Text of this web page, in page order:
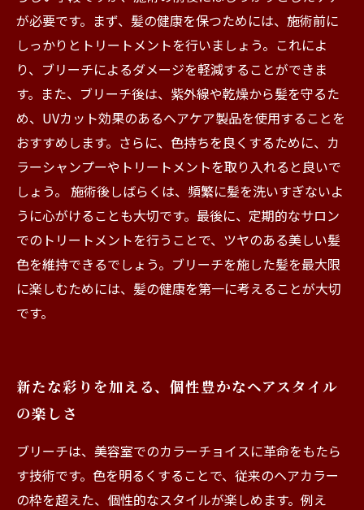
が必要です。まず、髪の健康を保つためには、施術前に
しっかりとトリートメントを行いましょう。これによ
り、ブリーチによるダメージを軽減することができま
す。また、ブリーチ後は、紫外線や乾燥から髪を守るた
め、UVカット効果のあるヘアケア製品を使用することを
おすすめします。さらに、色持ちを良くするために、カ
ラーシャンプーやトリートメントを取り入れると良いで
しょう。 施術後しばらくは、頻繁に髪を洗いすぎないよ
うに心がけることも大切です。最後に、定期的なサロン
でのトリートメントを行うことで、ツヤのある美しい髪
色を維持できるでしょう。ブリーチを施した髪を最大限
に楽しむためには、髪の健康を第一に考えることが大切
です。
新たな彩りを加える、個性豊かなヘアスタイル
の楽しさ
ブリーチは、美容室でのカラーチョイスに革命をもたら
す技術です。色を明るくすることで、従来のヘアカラー
の枠を超えた、個性的なスタイルが楽しめます。例え